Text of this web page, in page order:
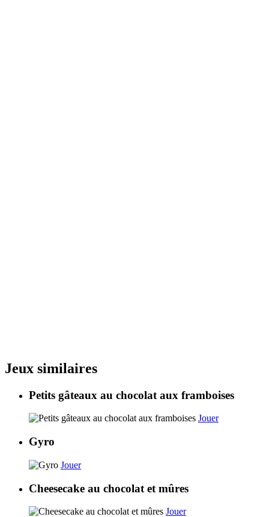
Jeux similaires
Petits gâteaux au chocolat aux framboises
Jouer
Gyro
Jouer
Cheesecake au chocolat et mûres
Jouer